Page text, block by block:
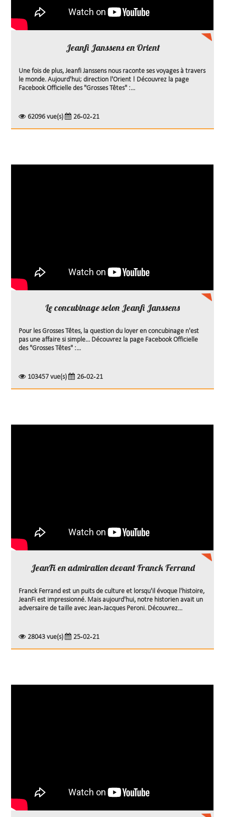
Jeanfi Janssens en Orient
Une fois de plus, Jeanfi Janssens nous raconte ses voyages à travers
le monde. Aujourd'hui; direction l'Orient ! Découvrez la page
Facebook Officielle des "Grosses Têtes" :...
62096 vue(s) 26-02-21
Le concubinage selon Jeanfi Janssens
Pour les Grosses Têtes, la question du loyer en concubinage n'est
pas une affaire si simple... Découvrez la page Facebook Officielle
des "Grosses Têtes" :...
103457 vue(s) 26-02-21
JeanFi en admiration devant Franck Ferrand
Franck Ferrand est un puits de culture et lorsqu'il évoque l'histoire,
JeanFi est impressionné. Mais aujourd'hui, notre historien avait un
adversaire de taille avec Jean-Jacques Peroni. Découvrez...
28043 vue(s) 25-02-21